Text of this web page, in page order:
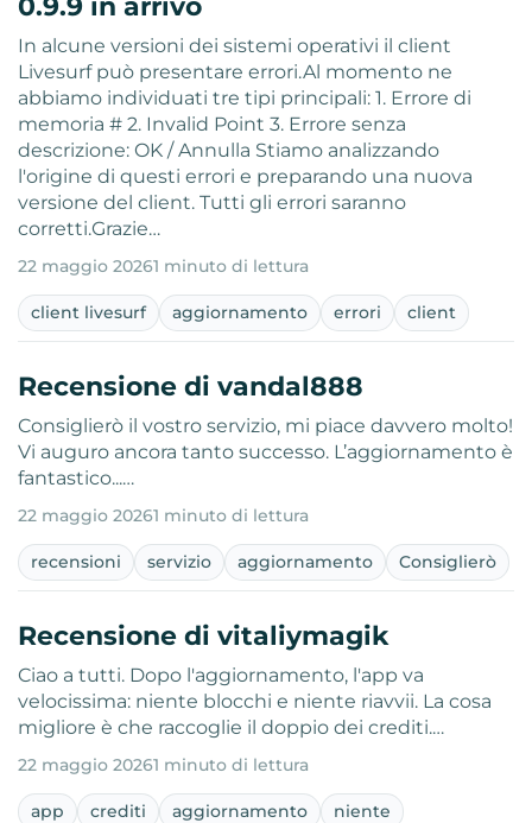
0.9.9 in arrivo
In alcune versioni dei sistemi operativi il client
Livesurf può presentare errori.Al momento ne
abbiamo individuati tre tipi principali: 1. Errore di
memoria # 2. Invalid Point 3. Errore senza
descrizione: OK / Annulla Stiamo analizzando
l'origine di questi errori e preparando una nuova
versione del client. Tutti gli errori saranno
corretti.Grazie…
22 maggio 20261 minuto di lettura
client livesurf aggiornamento errori client
Recensione di vandal888
Consiglierò il vostro servizio, mi piace davvero molto!
Vi auguro ancora tanto successo. L’aggiornamento è
fantastico...…
22 maggio 20261 minuto di lettura
recensioni servizio aggiornamento Consiglierò
Recensione di vitaliymagik
Ciao a tutti. Dopo l'aggiornamento, l'app va
velocissima: niente blocchi e niente riavvii. La cosa
migliore è che raccoglie il doppio dei crediti.…
22 maggio 20261 minuto di lettura
app crediti aggiornamento niente